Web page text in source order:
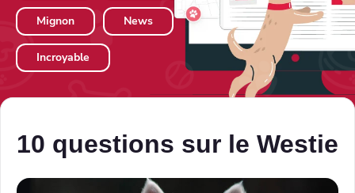
Mignon News
Incroyable
10 questions sur le Westie